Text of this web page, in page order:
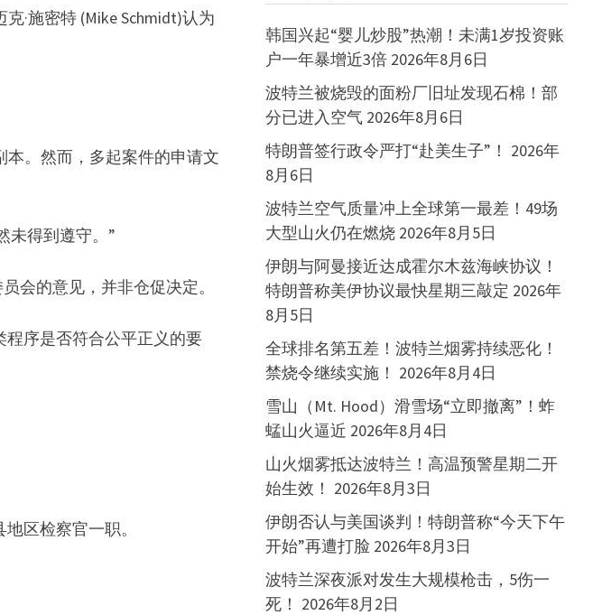
·施密特 (Mike Schmidt)认为
。然而，多起案件的申请文
未得到遵守。”
会的意见，并非仓促决定。
程序是否符合公平正义的要
区检察官一职。
韩国兴起“婴儿炒股”热潮！未满1岁投资账
户一年暴增近3倍 2026年8月6日
波特兰被烧毁的面粉厂旧址发现石棉！部
分已进入空气 2026年8月6日
特朗普签行政令严打“赴美生子”！ 2026年
8月6日
波特兰空气质量冲上全球第一最差！49场
大型山火仍在燃烧 2026年8月5日
伊朗与阿曼接近达成霍尔木兹海峡协议！
特朗普称美伊协议最快星期三敲定 2026年
8月5日
全球排名第五差！波特兰烟雾持续恶化！
禁烧令继续实施！ 2026年8月4日
雪山（Mt. Hood）滑雪场“立即撤离”！蚱
蜢山火逼近 2026年8月4日
山火烟雾抵达波特兰！高温预警星期二开
始生效！ 2026年8月3日
伊朗否认与美国谈判！特朗普称“今天下午
开始”再遭打脸 2026年8月3日
波特兰深夜派对发生大规模枪击，5伤一
死！ 2026年8月2日